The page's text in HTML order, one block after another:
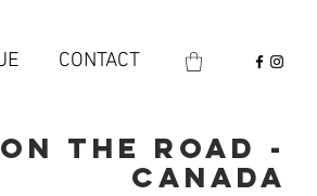
CONTACT
On the Road -
Canada